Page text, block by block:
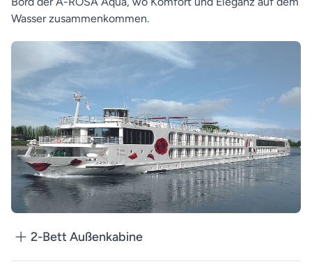
Wasser zusammenkommen.
2-Bett Außenkabine